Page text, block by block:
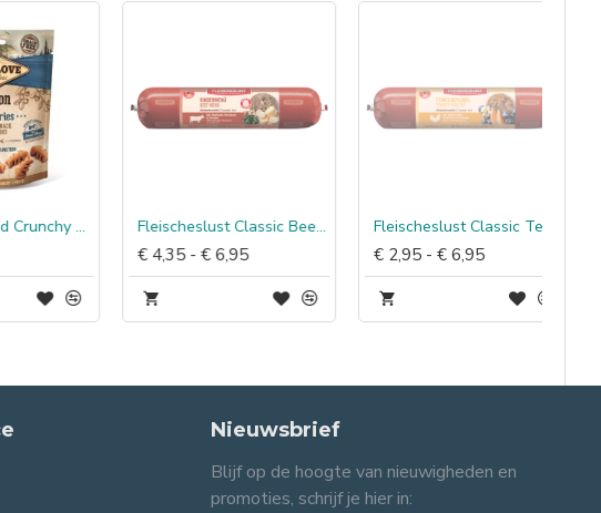
Carnilove Hond Crunchy Snack Zalm met Bosbessen Fleischeslust Classic Beef Menu
€ 4,35 - € 6,95
Fleischeslust Classic Tender Poultry
€ 2,95 - € 6,95
Nieuwsbrief
Blijf op de hoogte van nieuwigheden en
promoties, schrijf je hier in: